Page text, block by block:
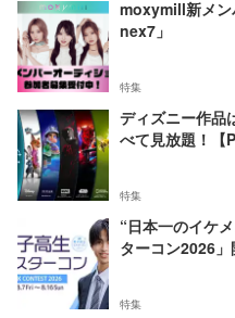
moxymill新メ
nex7」
特集
ディズニー作品
べて見放題！【
特集
“日本一のイケ
ターコン2026」
特集